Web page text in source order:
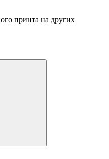
принта на других